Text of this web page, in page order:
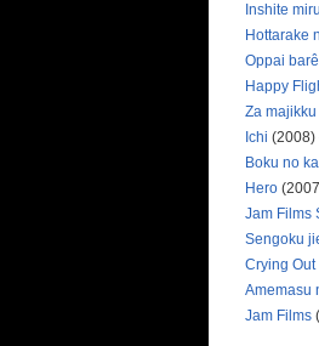
Inshite
Hottarake
Oppai barê
Happy
Za
Ichi (2008)
Boku no
Hero
Jam Films
Sengoku
Crying Out
Amemasu
Jam Films